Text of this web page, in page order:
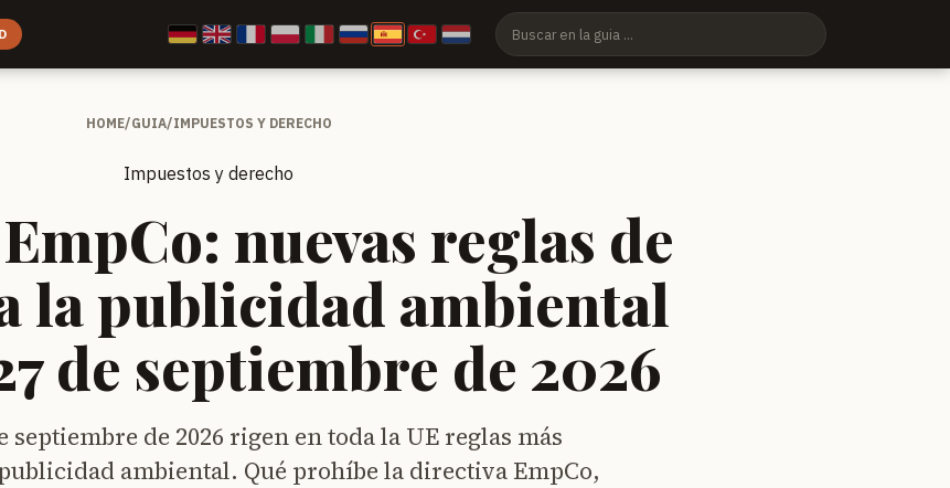
HOME/GUIA/IMPUESTOS Y DERECHO
Impuestos y derecho
nuevas reglas de
la publicidad ambiental
de septiembre de 2026
septiembre de 2026 rigen en toda la UE reglas más
ambiental. Qué prohíbe la directiva EmpCo,